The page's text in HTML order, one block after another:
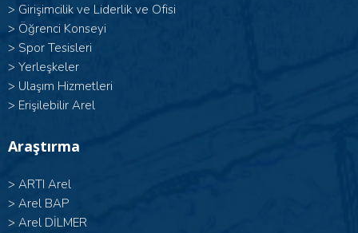
> Girişimcilik ve Liderlik ve Ofisi
> Öğrenci Konseyi
> Spor Tesisleri
> Yerleşkeler
> Ulaşım Hizmetleri
> Erişilebilir Arel
Araştırma
> ARTI Arel
> Arel BAP
> Arel DİLMER